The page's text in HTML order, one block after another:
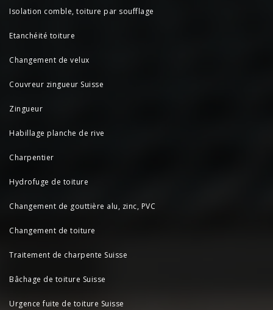
Isolation comble, toiture par soufflage
Etanchéité toiture
Changement de velux
Couvreur zingueur Suisse
Zingueur
Habillage planche de rive
Charpentier
Hydrofuge de toiture
Changement de gouttière alu, zinc, PVC
Changement de toiture
Traitement de charpente Suisse
Bâchage de toiture Suisse
Urgence fuite de toiture Suisse